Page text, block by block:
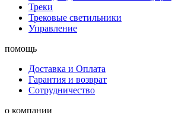
Треки
Трековые светильники
Управление
помощь
Доставка и Оплата
Гарантия и возврат
Сотрудничество
о компании